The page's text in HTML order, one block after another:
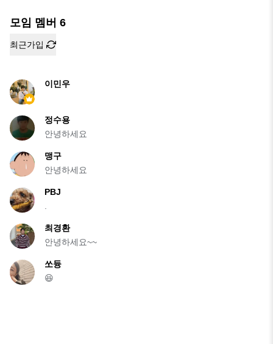
모임 멤버 6
최근가입
이민우
정수용
안녕하세요
맹구
안녕하세요
PBJ
.
최경환
안녕하세요~~
쏘듕
😆